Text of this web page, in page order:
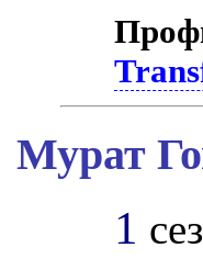
Мурат
1